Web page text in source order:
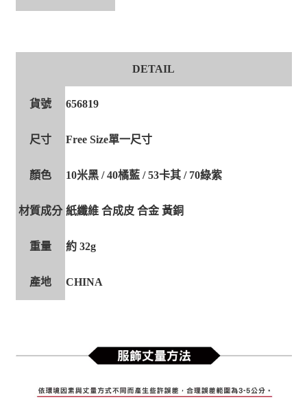
DETAIL
貨號 656819
尺寸 Free Size單一尺寸
顏色 10米黑 / 40橘藍 / 53卡其 / 70綠紫
材質成分 紙纖維 合成皮 合金 黃銅
重量 約 32g
產地 CHINA